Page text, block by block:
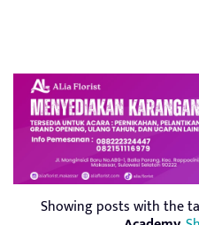
Showing posts with the